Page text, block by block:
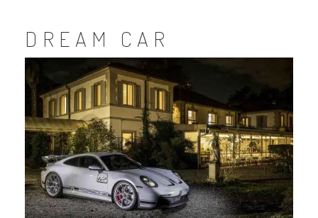
DREAM CAR